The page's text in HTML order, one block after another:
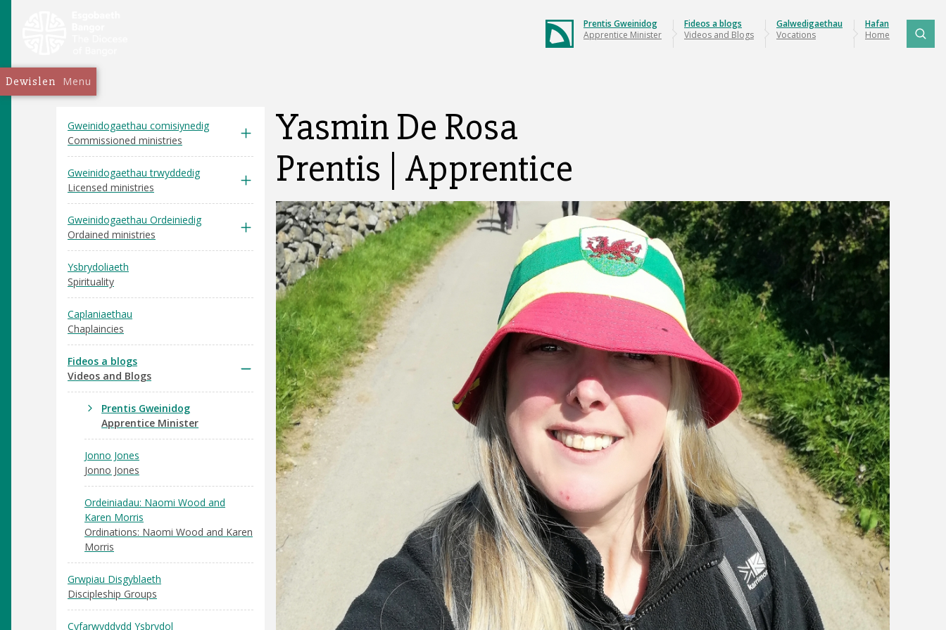
Prentis Gweinidog
Apprentice Minister
Fideos a blogs
Videos and Blogs
Galwedigaethau
Vocations
Hafan
Home
Dewislen Menu
Gweinidogaethau comisiynedig
Commissioned ministries
Gweinidogaethau trwyddedig
Licensed ministries
Gweinidogaethau Ordeiniedig
Ordained ministries
Ysbrydoliaeth
Spirituality
Caplaniaethau
Chaplaincies
Fideos a blogs
Videos and Blogs
Prentis Gweinidog
Apprentice Minister
Jonno Jones
Jonno Jones
Ordeiniadau: Naomi Wood and
Karen Morris
Ordinations: Naomi Wood and Karen
Morris
Grwpiau Disgyblaeth
Discipleship Groups
Cyfarwyddydd Ysbrydol
Yasmin De Rosa
Prentis | Apprentice